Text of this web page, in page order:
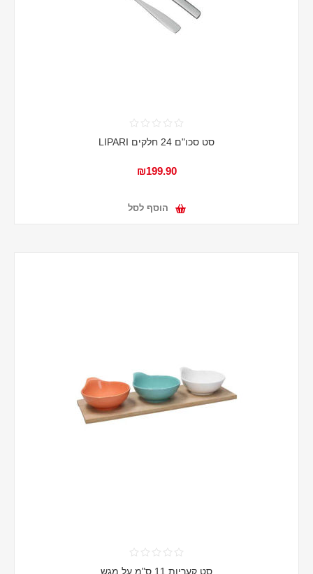
סט סכו"ם 24 חלקים LIPARI
₪199.90
הוסף לסל
סט קעריות 11 ס"מ על מגש